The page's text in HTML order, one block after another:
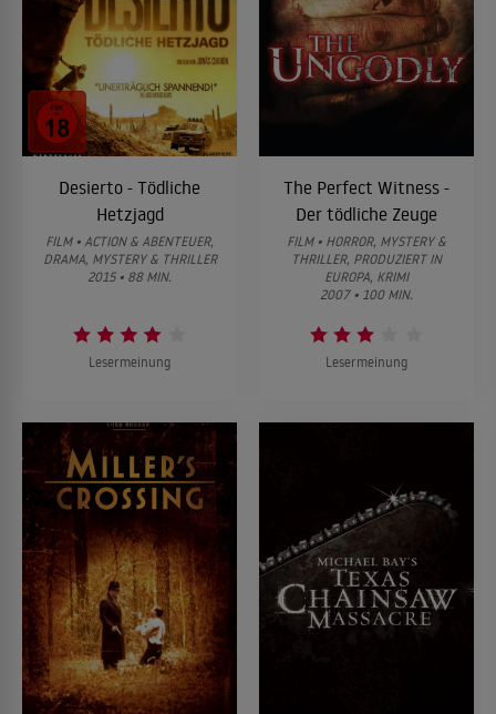
Desierto - Tödliche
Hetzjagd
FILM • ACTION & ABENTEUER,
DRAMA, MYSTERY & THRILLER
2015 • 88 MIN.
Lesermeinung
The Perfect Witness -
Der tödliche Zeuge
FILM • HORROR, MYSTERY &
THRILLER, PRODUZIERT IN
EUROPA, KRIMI
2007 • 100 MIN.
Lesermeinung